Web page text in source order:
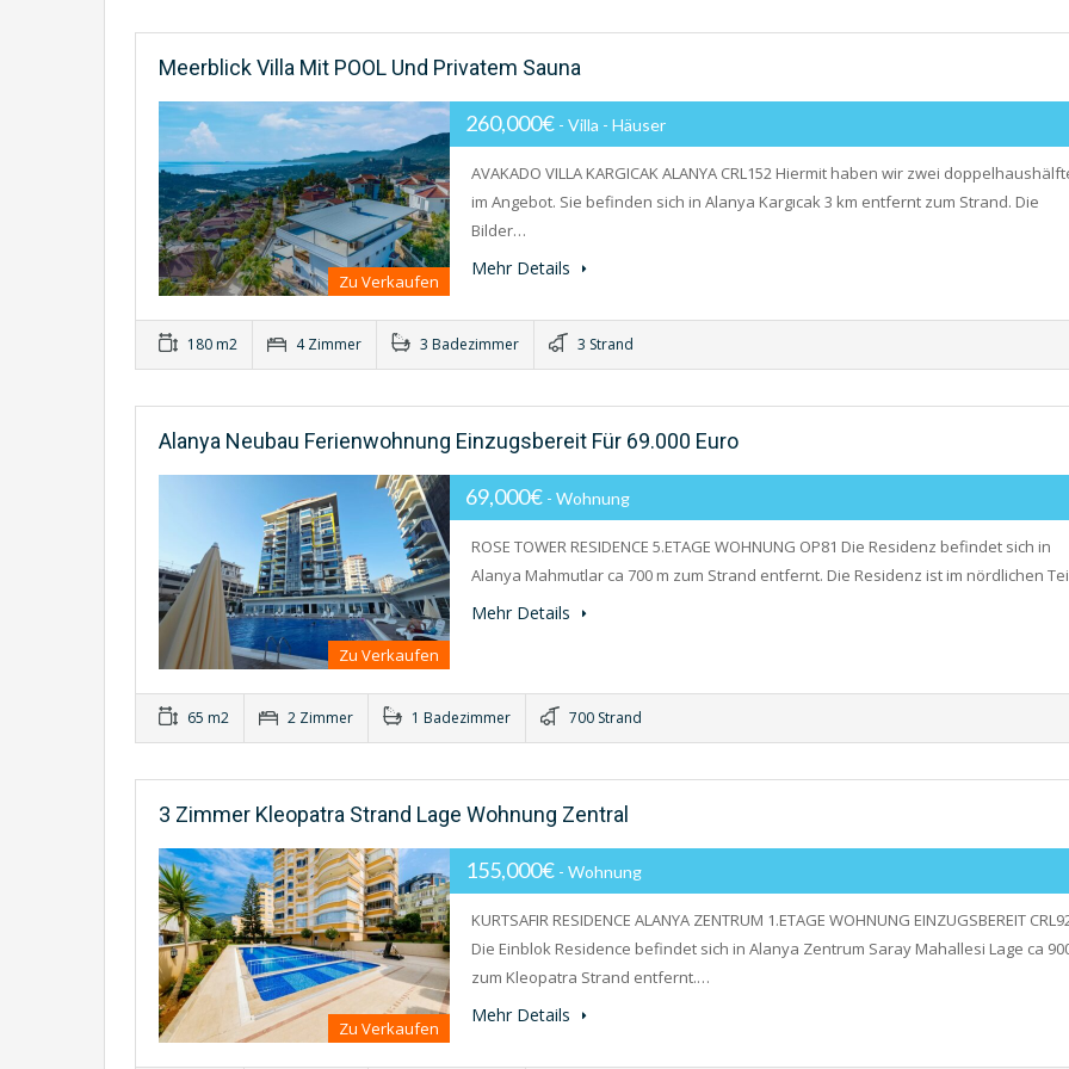
Meerblick Villa Mit POOL Und Privatem Sauna
Zu Verkaufen
260,000€ - Villa - Häuser
AVAKADO VILLA KARGICAK ALANYA CRL152 Hiermit haben wir zwei
im Angebot. Sie befinden sich in Alanya Kargıcak 3 km entfernt zum Strand. Die
Bilder…
Mehr Details
180 m2 4 Zimmer 3 Badezimmer 3 Strand
Alanya Neubau Ferienwohnung Einzugsbereit Für 69.000 Euro
Zu Verkaufen
69,000€ - Wohnung
ROSE TOWER RESIDENCE 5.ETAGE WOHNUNG OP81 Die Residenz befindet sich in
Alanya Mahmutlar ca 700 m zum Strand entfernt. Die Residenz ist im nördlichen
Mehr Details
65 m2 2 Zimmer 1 Badezimmer 700 Strand
3 Zimmer Kleopatra Strand Lage Wohnung Zentral
Zu Verkaufen
155,000€ - Wohnung
KURTSAFIR RESIDENCE ALANYA ZENTRUM 1.ETAGE WOHNUNG EINZUGSBEREIT
Die Einblok Residence befindet sich in Alanya Zentrum Saray Mahallesi Lage ca
zum Kleopatra Strand entfernt.…
Mehr Details